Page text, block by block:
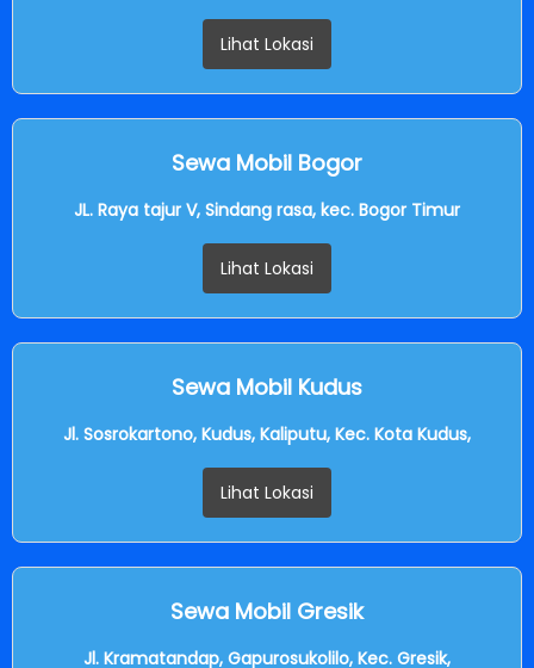
Lihat Lokasi
Sewa Mobil Bogor
JL. Raya tajur V, Sindang rasa, kec. Bogor Timur
Lihat Lokasi
Sewa Mobil Kudus
Jl. Sosrokartono, Kudus, Kaliputu, Kec. Kota Kudus,
Lihat Lokasi
Sewa Mobil Gresik
Jl. Kramatandap, Gapurosukolilo, Kec. Gresik,